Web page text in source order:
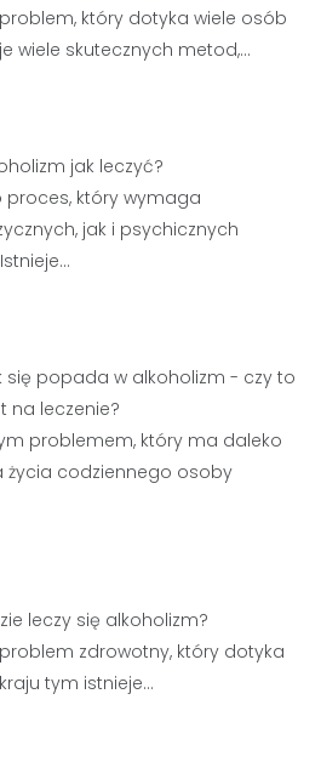
który dotyka wiele osób
wiele skutecznych metod,…
jak leczyć?
proces, który wymaga
jak i psychicznych
się popada w alkoholizm - czy to
na leczenie?
problemem, który ma daleko
życia codziennego osoby
leczy się alkoholizm?
zdrowotny, który dotyka
tym istnieje…